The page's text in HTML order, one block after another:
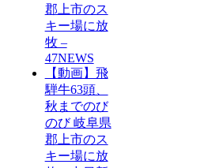
郡上市のス
キー場に放
牧 –
47NEWS
【動画】飛
騨牛63頭、
秋までのび
のび 岐阜県
郡上市のス
キー場に放